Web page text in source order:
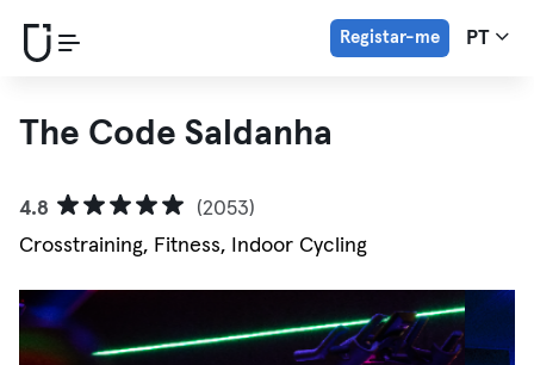
Registar-me PT
The Code Saldanha
4.8
(2053)
Crosstraining, Fitness, Indoor Cycling